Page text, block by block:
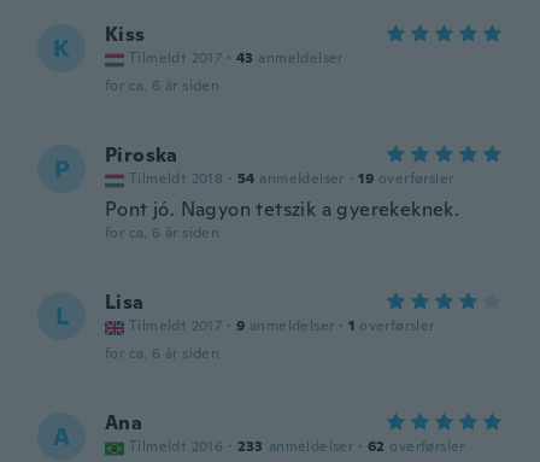
K Kiss
Tilmeldt 2017 · 43 anmeldelser
for ca. 6 år siden
P Piroska
Tilmeldt 2018 · 54 anmeldelser · 19 overførsler
Pont jó. Nagyon tetszik a gyerekeknek.
for ca. 6 år siden
L Lisa
Tilmeldt 2017 · 9 anmeldelser · 1 overførsler
for ca. 6 år siden
A Ana
Tilmeldt 2016 · 233 anmeldelser · 62 overførsler